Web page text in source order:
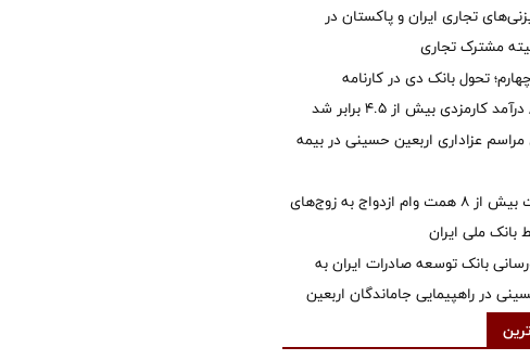
تجاری ایران و پاکستان در
مشترک تجاری
تحول بانک دی در کارنامه
کارمزدی بیش از ۴.۵ برابر شد
مراسم عزاداری اربعین حسینی در بیمه
پرداخت بیش از ۸ همت وام ازدواج به زوج‌های
ملی ایران
بانک توسعه صادرات ایران به
در راهپیمایی جاماندگان اربعین